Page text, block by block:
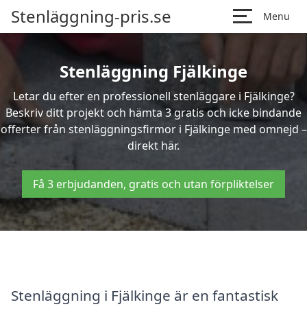
Stenläggning-pris.se Menu
Stenläggning Fjälkinge
Letar du efter en professionell stenläggare i Fjälkinge?
Beskriv ditt projekt och hämta 3 gratis och icke bindande
offerter från stenläggningsfirmor i Fjälkinge med omnejd –
direkt här.
Få 3 erbjudanden, gratis och utan förpliktelser
Stenläggning i Fjälkinge är en fantastisk